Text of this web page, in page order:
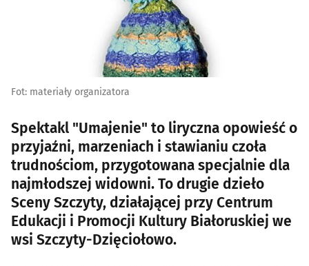
Fot: materiały organizatora
Spektakl "Umajenie" to liryczna opowieść o
przyjaźni, marzeniach i stawianiu czoła
trudnościom, przygotowana specjalnie dla
najmłodszej widowni. To drugie dzieło
Sceny Szczyty, działającej przy Centrum
Edukacji i Promocji Kultury Białoruskiej we
wsi Szczyty-Dzięciołowo.